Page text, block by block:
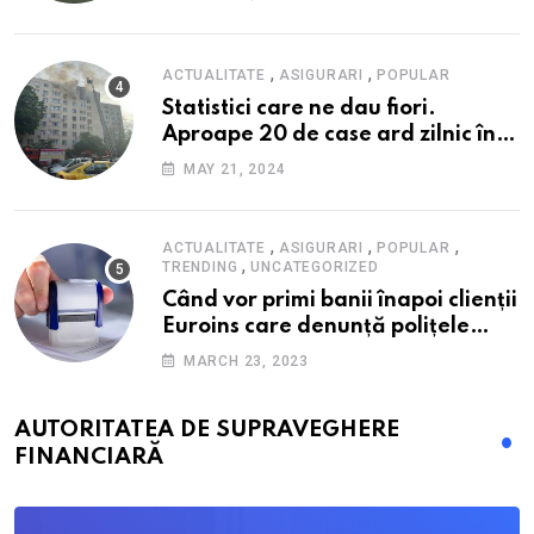
ACTUALITATE , ASIGURARI ,POPULAR
Statistici care ne dau fiori.
Aproape 20 de case ard zilnic în
România, iar pagubele au
nici 40 de lei pe lună
MAY 21, 2024
ACTUALITATE , ASIGURARI ,POPULAR ,
TRENDING ,UNCATEGORIZED
Când vor primi banii înapoi clienții
Euroins care denunță polițele
RCA? Toți pașii și toate termenele
MARCH 23, 2023
AUTORITATEA DE SUPRAVEGHERE
FINANCIARĂ